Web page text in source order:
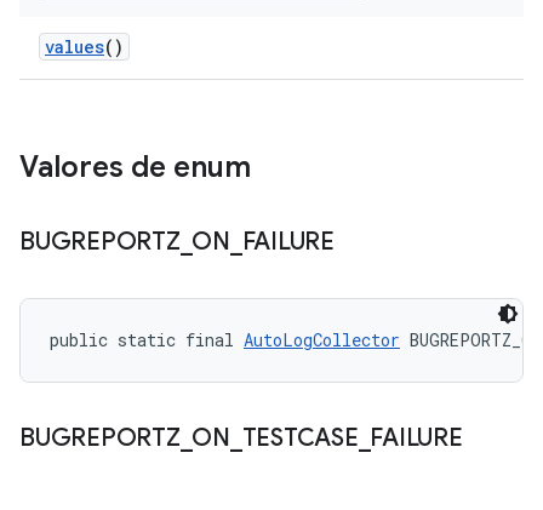
values()
Valores de enum
BUGREPORTZ ON FAILURE
public static final AutoLogCollector
BUGREPORTZ ON TESTCASE FAILURE